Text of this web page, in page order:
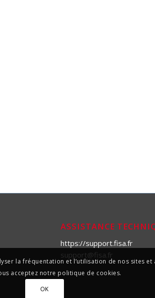
ASSISTANCE
https://support.fisa.fr
support@fisa.fr
la fréquentation et l’utilisation de nos sites
acceptez notre politique de cookies.
OK